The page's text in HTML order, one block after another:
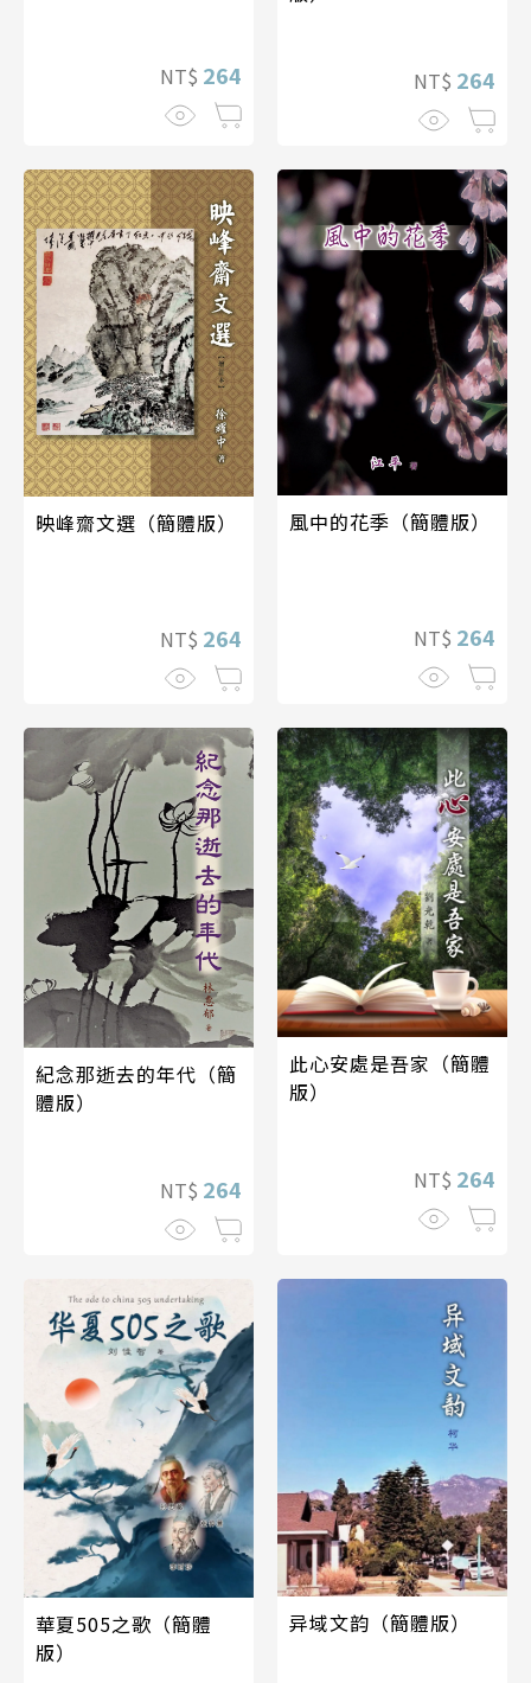
NT$ 264 NT$ 264
映峰齋文選（簡體版）
NT$ 264
風中的花季（簡體版）
NT$ 264
紀念那逝去的年代（簡
體版）
NT$ 264
此心安處是吾家（簡體
版）
NT$ 264
華夏505之歌（簡體
版）
异域文韵（簡體版）